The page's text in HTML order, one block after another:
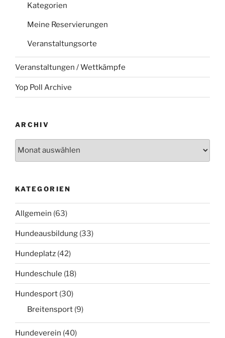
Kategorien
Meine Reservierungen
Veranstaltungsorte
Veranstaltungen / Wettkämpfe
Yop Poll Archive
ARCHIV
KATEGORIEN
Allgemein (63)
Hundeausbildung (33)
Hundeplatz (42)
Hundeschule (18)
Hundesport (30)
Breitensport (9)
Hundeverein (40)